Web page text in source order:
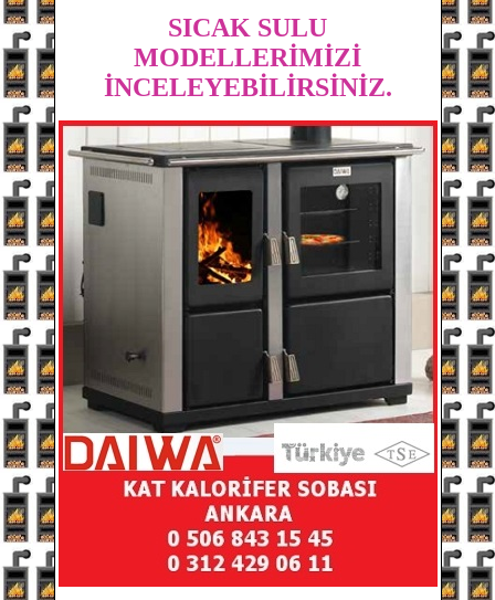
SICAK SULU
MODELLERİMİZİ
İNCELEYEBİLİRSİNİZ.